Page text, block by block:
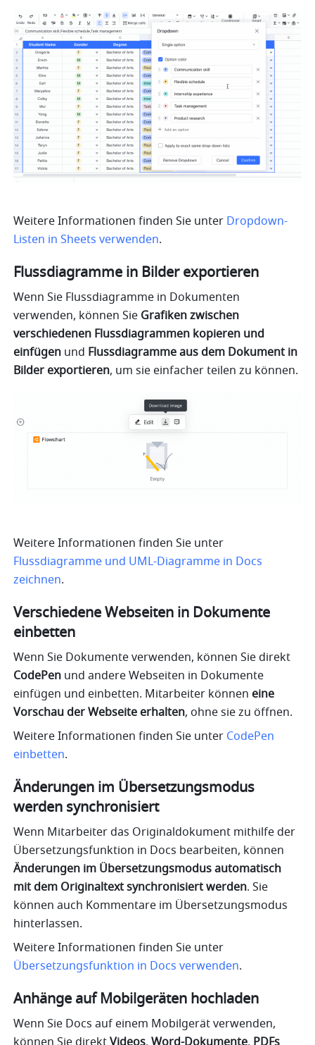
Weitere Informationen finden Sie unter Dropdown-
Listen in Sheets verwenden.
Flussdiagramme in Bilder exportieren
Wenn Sie Flussdiagramme in Dokumenten
verwenden, können Sie Grafiken zwischen
verschiedenen Flussdiagrammen kopieren und
einfügen und Flussdiagramme aus dem Dokument in
Bilder exportieren, um sie einfacher teilen zu können.
Flussdiagramme und UML-Diagramme in Docs
zeichnen.
Verschiedene Webseiten in Dokumente
einbetten
CodePen und andere Webseiten in Dokumente
einfügen und einbetten. Mitarbeiter können eine
Vorschau der Webseite erhalten, ohne sie zu öffnen.
Weitere Informationen finden Sie unter CodePen
einbetten.
Änderungen im Übersetzungsmodus
werden synchronisiert
Wenn Mitarbeiter das Originaldokument mithilfe der
Änderungen im Übersetzungsmodus automatisch
mit dem Originaltext synchronisiert werden. Sie
können auch Kommentare im Übersetzungsmodus
hinterlassen.
Übersetzungsfunktion in Docs verwenden.
Anhänge auf Mobilgeräten hochladen
Wenn Sie Docs auf einem Mobilgerät verwenden,